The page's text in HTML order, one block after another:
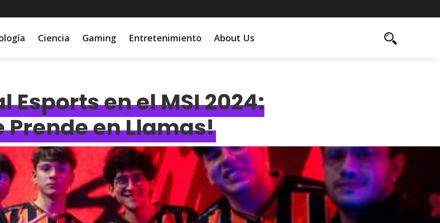
Ciencia Gaming Entretenimiento About Us
Esports en el MSI 2024:
en Llamas!